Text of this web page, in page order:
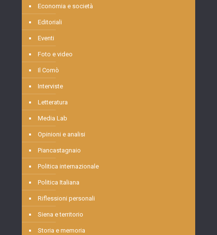
Economia e società
Editoriali
Eventi
Foto e video
Il Comò
Interviste
Letteratura
Media Lab
Opinioni e analisi
Piancastagnaio
Politica internazionale
Politica Italiana
Riflessioni personali
Siena e territorio
Storia e memoria